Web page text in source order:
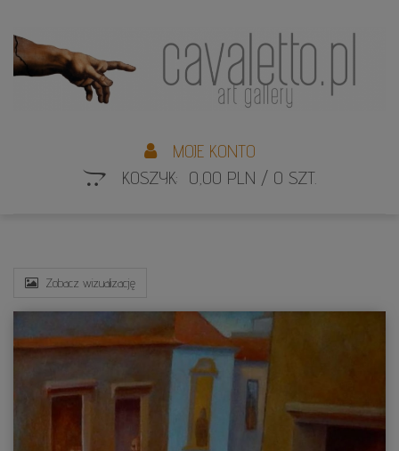
MOJE KONTO
KOSZYK: 0,00 PLN / 0 SZT.
Zobacz wizualizację